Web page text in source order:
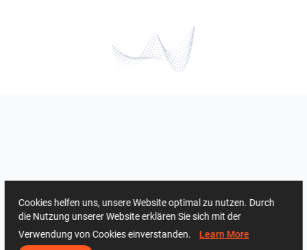
Cookies helfen uns, unsere Website optimal zu nutzen. Durch
die Nutzung unserer Website erklären Sie sich mit der
Verwendung von Cookies einverstanden. Learn More